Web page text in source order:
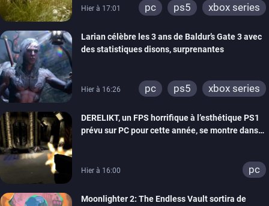
Hier à 17:01 pc ps5 xbox series
Larian célèbre les 3 ans de Baldur’s Gate 3 avec
des statistiques disons, surprenantes
Hier à 16:26 pc ps5 xbox series
DERELIKT, un FPS horrifique à l’esthétique PS1
prévu sur PC pour cette année, se montre dans
Hier à 16:00 pc
Moonlighter 2: The Endless Vault sortira de